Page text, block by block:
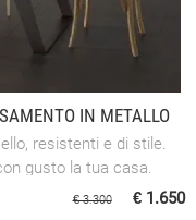
IN METALLO
resistenti e di stile.
gusto la tua casa.
€ 3.300 € 1.650